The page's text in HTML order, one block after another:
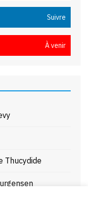
Suivre
À venir
Thucydide